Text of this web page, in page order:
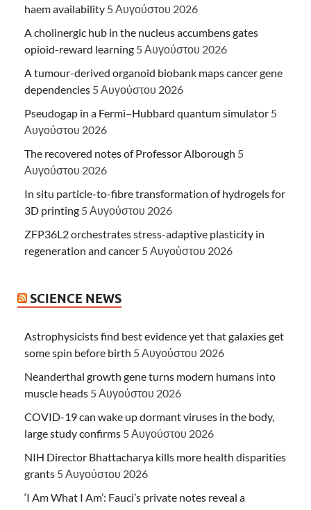
haem availability 5 Αυγούστου 2026
A cholinergic hub in the nucleus accumbens gates
opioid-reward learning 5 Αυγούστου 2026
A tumour-derived organoid biobank maps cancer gene
dependencies 5 Αυγούστου 2026
Pseudogap in a Fermi–Hubbard quantum simulator 5
Αυγούστου 2026
The recovered notes of Professor Alborough 5
Αυγούστου 2026
In situ particle-to-fibre transformation of hydrogels for
3D printing 5 Αυγούστου 2026
ZFP36L2 orchestrates stress-adaptive plasticity in
regeneration and cancer 5 Αυγούστου 2026
SCIENCE NEWS
Astrophysicists find best evidence yet that galaxies get
some spin before birth 5 Αυγούστου 2026
Neanderthal growth gene turns modern humans into
muscle heads 5 Αυγούστου 2026
COVID-19 can wake up dormant viruses in the body,
large study confirms 5 Αυγούστου 2026
NIH Director Bhattacharya kills more health disparities
grants 5 Αυγούστου 2026
‘I Am What I Am’: Fauci’s private notes reveal a